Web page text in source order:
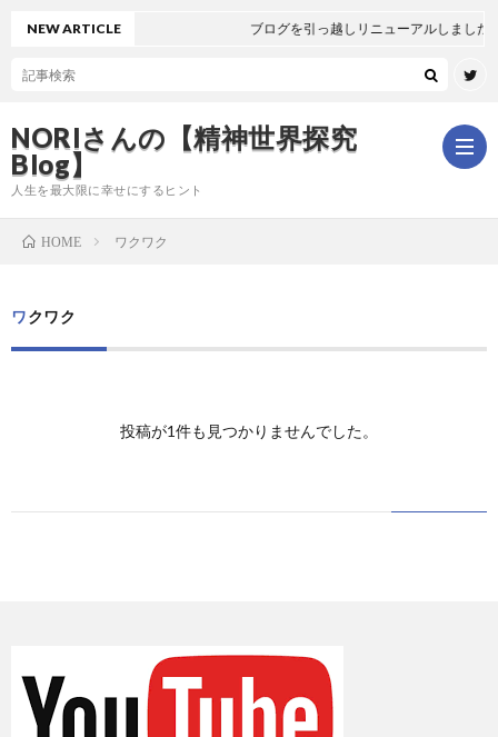
NORIさんの【精神世界探究
Blog】
人生を最大限に幸せにするヒント
に
情
て
お
NEW ARTICLE ブログを引っ越しリニューアルしました🐻
HOME ワクワク
ワクワク
投稿が1件も見つかりませんでした。